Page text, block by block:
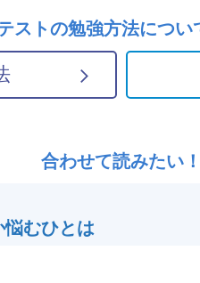
ストの勉強方法につい
合わせて読みたい！
悩むひとは